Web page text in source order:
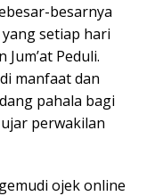
besarnya
setiap hari
Peduli.
manfaat dan
pahala bagi
perwakilan
ojek online